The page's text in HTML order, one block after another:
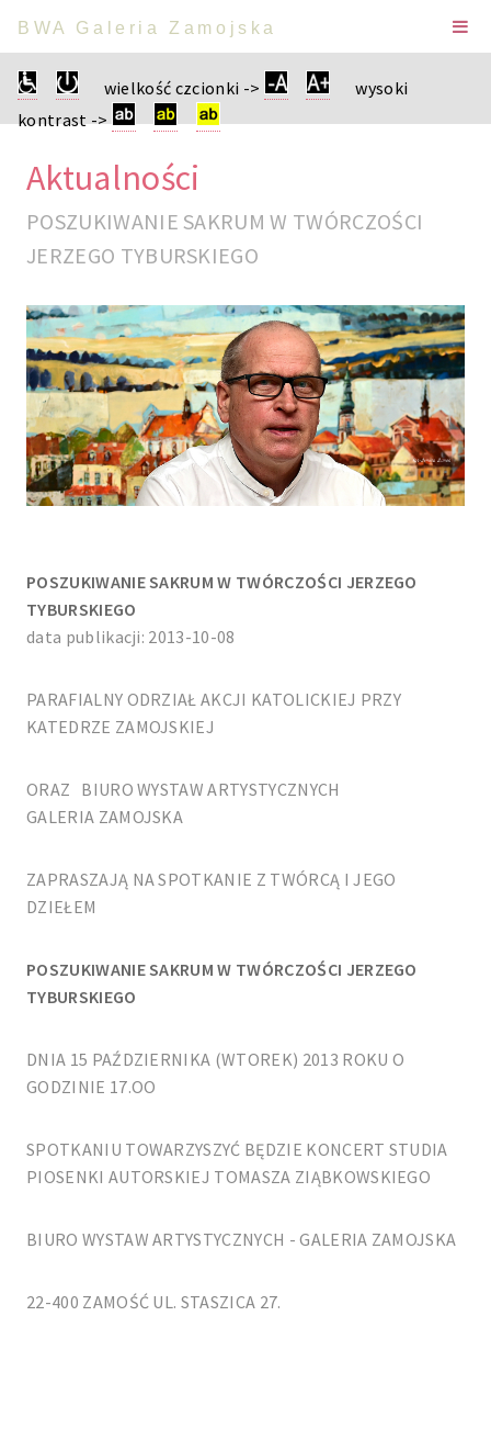
BWA Galeria Zamojska
wielkość czcionki ->
wysoki
kontrast ->
Aktualności
POSZUKIWANIE SAKRUM W TWÓRCZOŚCI
JERZEGO TYBURSKIEGO
POSZUKIWANIE SAKRUM W TWÓRCZOŚCI JERZEGO
TYBURSKIEGO
data publikacji: 2013-10-08
PARAFIALNY ODRZIAŁ AKCJI KATOLICKIEJ PRZY
KATEDRZE ZAMOJSKIEJ
ORAZ BIURO WYSTAW ARTYSTYCZNYCH
GALERIA ZAMOJSKA
ZAPRASZAJĄ NA SPOTKANIE Z TWÓRCĄ I JEGO
DZIEŁEM
POSZUKIWANIE SAKRUM W TWÓRCZOŚCI JERZEGO
TYBURSKIEGO
DNIA 15 PAŹDZIERNIKA (WTOREK) 2013 ROKU O
GODZINIE 17.OO
SPOTKANIU TOWARZYSZYĆ BĘDZIE KONCERT STUDIA
PIOSENKI AUTORSKIEJ TOMASZA ZIĄBKOWSKIEGO
BIURO WYSTAW ARTYSTYCZNYCH - GALERIA ZAMOJSKA
22-400 ZAMOŚĆ UL. STASZICA 27.